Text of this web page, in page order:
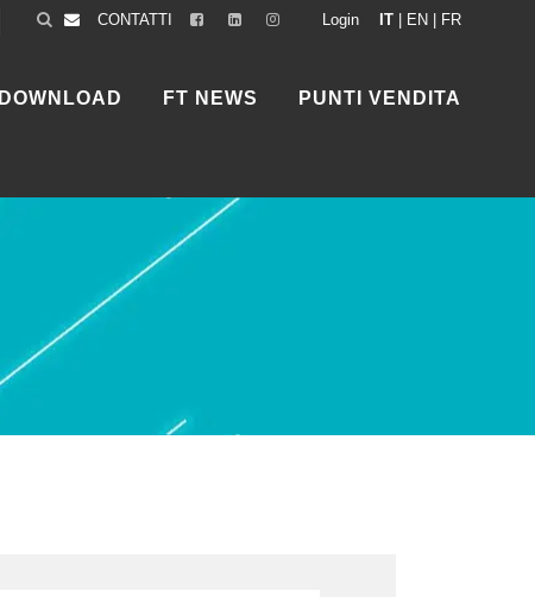
CONTATTI Login IT EN FR
DOWNLOAD FT NEWS PUNTI VENDITA